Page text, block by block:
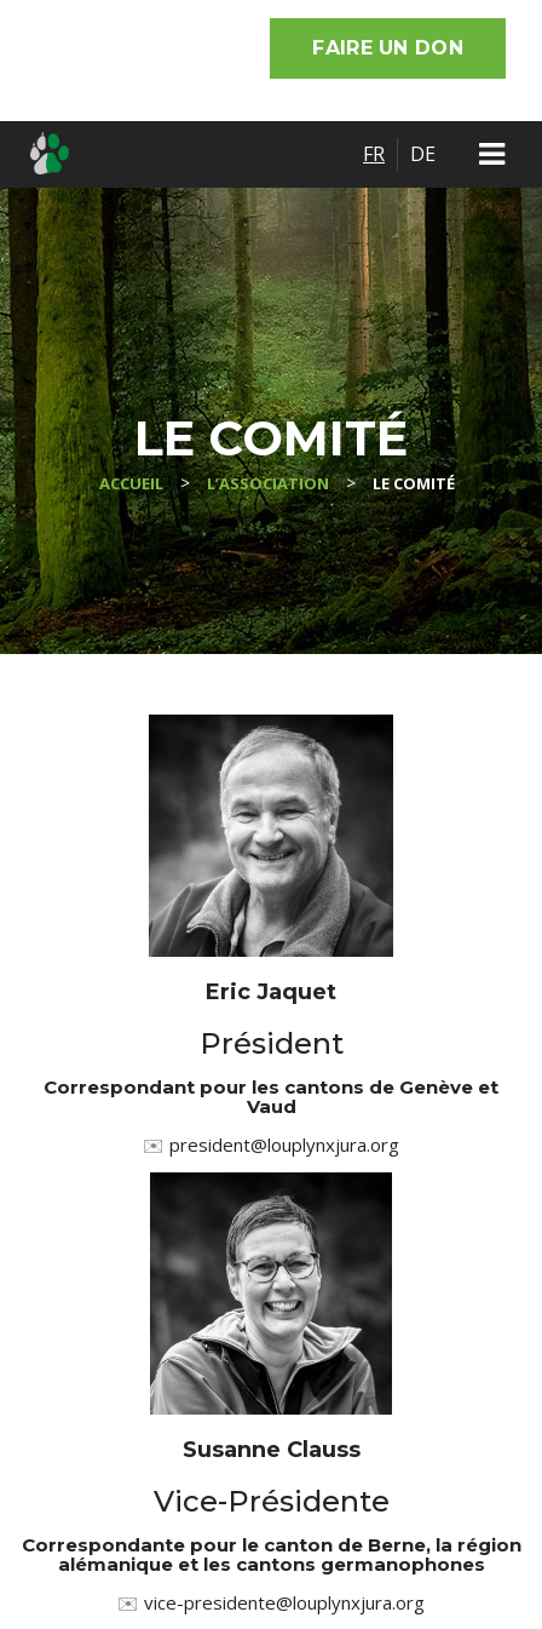
FAIRE UN DON
FR DE
LE COMITÉ
ACCUEIL > L’ASSOCIATION > LE COMITÉ
Eric Jaquet
Président
Correspondant pour les cantons de Genève et
Vaud
✉️ president@louplynxjura.org
Susanne Clauss
Vice-Présidente
Correspondante pour le canton de Berne, la région
alémanique et les cantons germanophones
✉️ vice-presidente@louplynxjura.org